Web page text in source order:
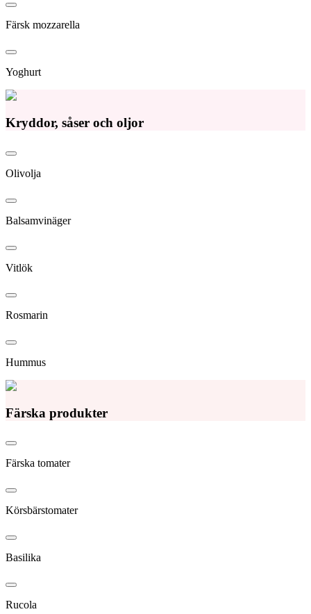
Färsk mozzarella
Yoghurt
Kryddor, såser och oljor
Olivolja
Balsamvinäger
Vitlök
Rosmarin
Hummus
Färska produkter
Färska tomater
Körsbärstomater
Basilika
Rucola